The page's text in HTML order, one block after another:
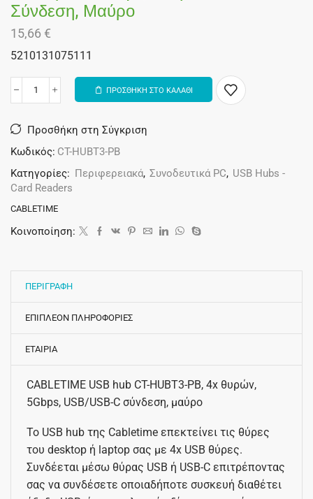
Σύνδεση, Μαύρο
15,66 €
5210131075111
ΠΡΟΣΘΗΚΗ ΣΤΟ ΚΑΛΑΘΙ
Προσθήκη στη Σύγκριση
Κωδικός: CT-HUBT3-PB
Κατηγορίες: Περιφερειακά, Συνοδευτικά PC, USB Hubs -
Card Readers
CABLETIME
Κοινοποίηση:
ΠΕΡΙΓΡΑΦΗ
ΕΠΙΠΛΕΟΝ ΠΛΗΡΟΦΟΡΙΕΣ
ΕΤΑΙΡΙΑ
CABLETIME USB hub CT-HUBT3-PB, 4x θυρών,
5Gbps, USB/USB-C σύνδεση, μαύρο
Το USB hub της Cabletime επεκτείνει τις θύρες
του desktop ή laptop σας με 4x USB θύρες.
Συνδέεται μέσω θύρας USB ή USB-C επιτρέποντας
σας να συνδέσετε οποιαδήποτε συσκευή διαθέτει